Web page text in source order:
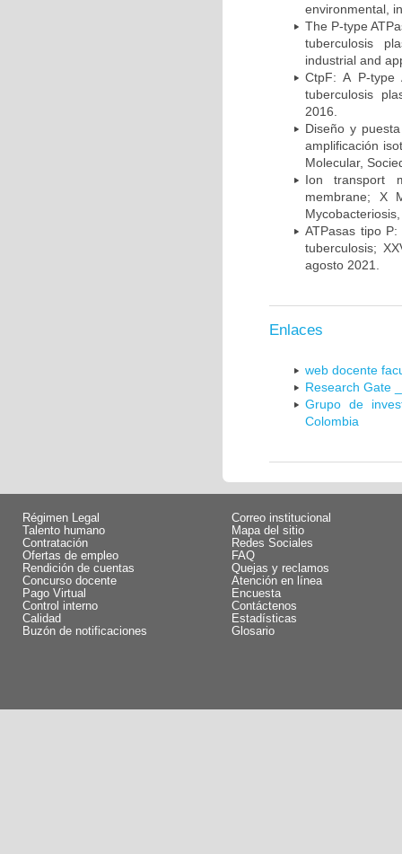
environmental,
The P-type
tuberculosis
industrial and
CtpF: A P-type
tuberculosis
2016.
Diseño y
amplificación
Molecular,
Ion transport
membrane; X
ATPasas tipo
tuberculosis;
agosto 2021.
Enlaces
web docente
Research Gate
Grupo de
Colombia
Régimen Legal
Talento humano
Contratación
Ofertas de empleo
Rendición de cuentas
Concurso docente
Pago Virtual
Control interno
Calidad
Buzón de notificaciones
Correo institucional
Mapa del sitio
Redes Sociales
FAQ
Quejas y reclamos
Atención en línea
Encuesta
Contáctenos
Estadísticas
Glosario